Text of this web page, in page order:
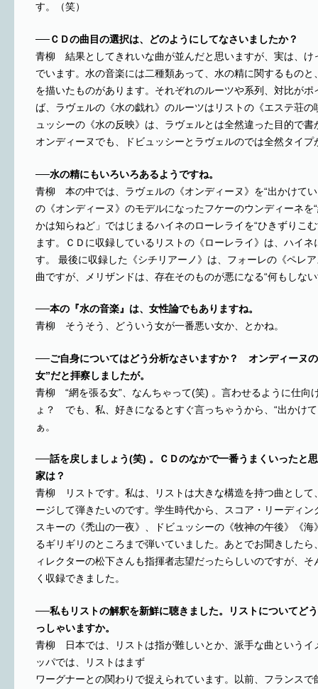
す。（笑）
──ＣＤの曲目の選択は、どのようにしてなさいましたか？
青柳 結果としてきれいな曲が並んだと思いますが、実は、け
でいます。水の音楽には二種類あって、水の精に関するものと
を描いたものがあります。それぞれのルーツや系列、対比がポ
ば、ラヴェルの《水の戯れ》のルーツはリストの《エステ荘の
ュッシーの《水の反映》は、ラヴェルとは全然違った目的で
オンディーヌでも、ドビュッシーとラヴェルのでは全然タイプ
──水の精にもいろいろあるようですね。
青柳 本の中では、ラヴェルの《オンディーヌ》を“出かけて
の《オンディーヌ》のモデルになったフケーのウンディーネを
かは知らねど」ではじまるハイネのローレライを“ひきずりこ
ます。ＣＤに収録しているリストの《ローレライ》は、ハイ
す。 最後に収録した《シチリアーノ》は、フォーレの《ペレ
曲ですが、メリザンドは、存在そのものが悪になる“何もしない
──本の『水の音楽』は、女性論でもありますね。
青柳 そうそう、どういう女が一番悪い女か、とかね。
──ご自身についてはどう分析なさいますか？ オンディーヌ
女”だと拝察しましたが。
青柳 “網を張る女”、なんちゃって(笑) 。言わせるように仕向
ょ？ でも、私、好きになるとすぐ言っちゃうから、“出かけ
ぁ。
──話を戻しましょう(笑) 。ＣＤのなかで一番うまくいったと
家は？
青柳 リストです。私は、リストは大きな構造を持つ曲として
ージして弾きたいのです。学生時代から、スコア・リーディ
スキーの《禿山の一夜》、ドビュッシーの《牧神の午後》《
るギリギリのところまで弾いていました。あとでお聞きしたら
ィレクターの松下さんも指揮者志望だったらしいのですが、
く収録できました。
──私もリストの解釈を新鮮に聴きました。リストについてど
っしゃいますか。
青柳 日本では、リストは指が難しいとか、派手な曲というイ
ッパでは、リストはまず
ワーグナーとの関わりで捉えられています。以前、フランスで